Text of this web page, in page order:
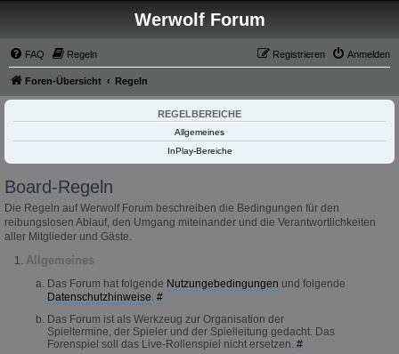
Werwolf Forum
FAQ Regeln Anmelden
Registrieren
Foren-Übersicht Regeln
REGELBEREICHE
Allgemeines
InPlay-Bereiche
Board-Regeln
Die Regeln auf Werwolf Forum beschreiben die Bedingungen für den
reibungslosen Ablauf, den Umgang miteinander und die Verantwortlichkeiten
aller Mitglieder und Gäste.
Allgemeines
Das Forum hat folgende Nutzungebedingungen und folgende
Datenschutzhinweise #
Das Forum ist als Werkzeug zur Organisation der
Spieltermine, der Spieler und der Spielleitung gedacht. Das
Forenspiel soll das Live-Rollenspiel nicht ersetzen. #